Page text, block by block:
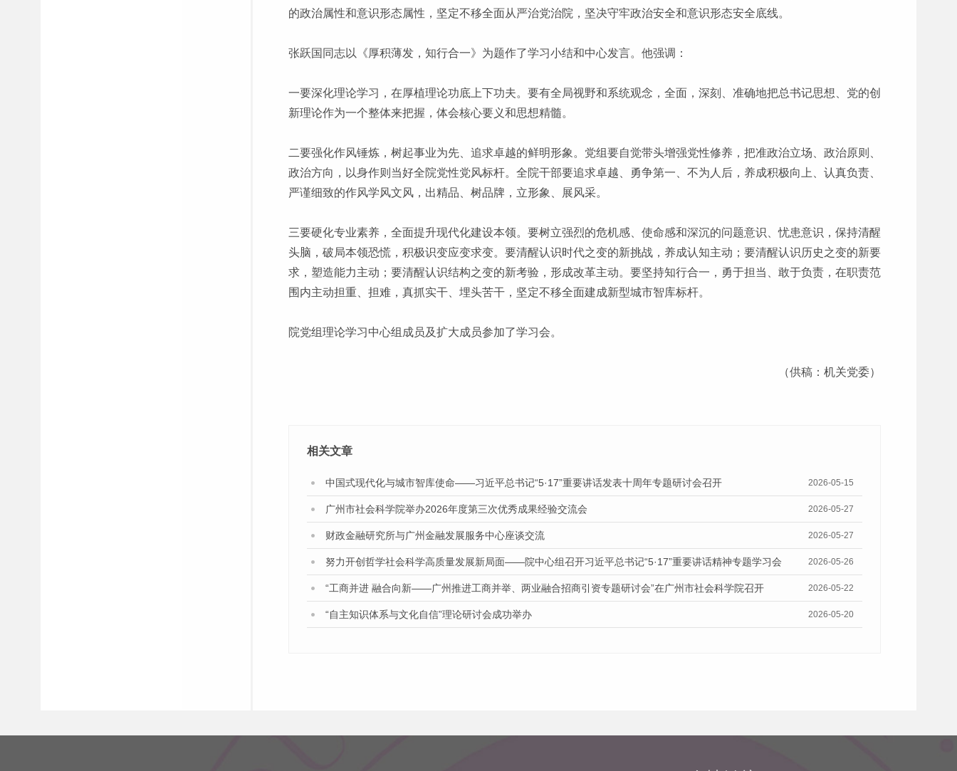
的政治属性和意识形态属性，坚定不移全面从严治党治院，坚决守牢政治安全和意识形态安全底线。
张跃国同志以《厚积薄发，知行合一》为题作了学习小结和中心发言。他强调：
一要深化理论学习，在厚植理论功底上下功夫。要有全局视野和系统观念，全面，深刻、准确地把总书记思想、党的创
新理论作为一个整体来把握，体会核心要义和思想精髓。
二要强化作风锤炼，树起事业为先、追求卓越的鲜明形象。党组要自觉带头增强党性修养，把准政治立场、政治原则、
政治方向，以身作则当好全院党性党风标杆。全院干部要追求卓越、勇争第一、不为人后，养成积极向上、认真负责、
严谨细致的作风学风文风，出精品、树品牌，立形象、展风采。
三要硬化专业素养，全面提升现代化建设本领。要树立强烈的危机感、使命感和深沉的问题意识、忧患意识，保持清醒
头脑，破局本领恐慌，积极识变应变求变。要清醒认识时代之变的新挑战，养成认知主动；要清醒认识历史之变的新要
求，塑造能力主动；要清醒认识结构之变的新考验，形成改革主动。要坚持知行合一，勇于担当、敢于负责，在职责范
围内主动担重、担难，真抓实干、埋头苦干，坚定不移全面建成新型城市智库标杆。
院党组理论学习中心组成员及扩大成员参加了学习会。
（供稿：机关党委）
相关文章
中国式现代化与城市智库使命——习近平总书记“5·17”重要讲话发表十周年专题研讨会召开 2026-05-15
广州市社会科学院举办2026年度第三次优秀成果经验交流会 2026-05-27
财政金融研究所与广州金融发展服务中心座谈交流 2026-05-27
努力开创哲学社会科学高质量发展新局面——院中心组召开习近平总书记“5·17”重要讲话精神专题学习会 2026-05-26
“工商并进 融合向新——广州推进工商并举、两业融合招商引资专题研讨会”在广州市社会科学院召开 2026-05-22
“自主知识体系与文化自信”理论研讨会成功举办 2026-05-20